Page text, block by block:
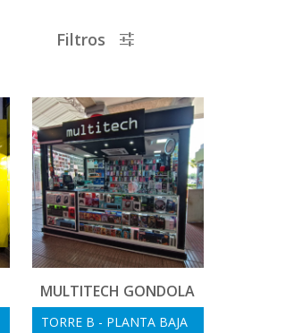
Filtros
MULTITECH GONDOLA
TORRE B - PLANTA BAJA